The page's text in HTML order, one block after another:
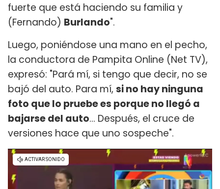
fuerte que está haciendo su familia y
(Fernando) Burlando".
Luego, poniéndose una mano en el pecho,
la conductora de Pampita Online (Net TV),
expresó: "Pará mí, si tengo que decir, no se
bajó del auto. Para mí, si no hay ninguna
foto que lo pruebe es porque no llegó a
bajarse del auto... Después, el cruce de
versiones hace que uno sospeche".